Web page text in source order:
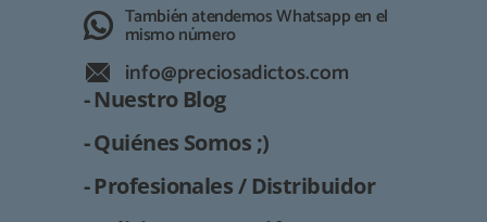
También atendemos Whatsapp en el
mismo número
info@preciosadictos.com
- Nuestro Blog
- Quiénes Somos ;)
- Profesionales / Distribuidor